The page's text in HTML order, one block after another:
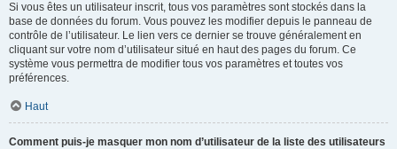
Si vous êtes un utilisateur inscrit, tous vos paramètres sont stockés dans la
base de données du forum. Vous pouvez les modifier depuis le panneau de
contrôle de l’utilisateur. Le lien vers ce dernier se trouve généralement en
cliquant sur votre nom d’utilisateur situé en haut des pages du forum. Ce
système vous permettra de modifier tous vos paramètres et toutes vos
préférences.
Haut
Comment puis-je masquer mon nom d’utilisateur de la liste des utilisateurs